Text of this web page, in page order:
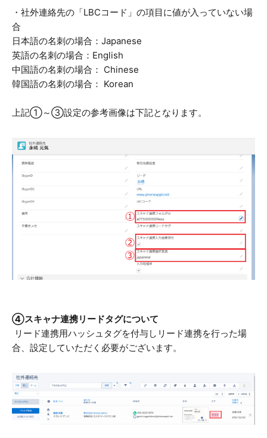
・社外連絡先の「LBCコード」の項目に値が入っていない場
合
日本語の名刺の場合：Japanese
英語の名刺の場合：English
中国語の名刺の場合： Chinese
韓国語の名刺の場合： Korean
上記①～③設定の参考画像は下記となります。
④スキャナ連携リードタグについて
リード連携用ハッシュタグを付与しリード連携を行った場
合、設定していただく必要がございます。